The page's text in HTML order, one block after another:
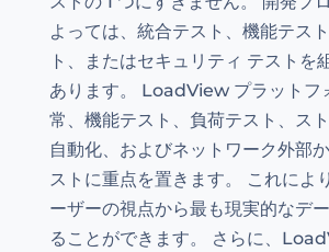
よっては、統合テスト、機能テス
ト、またはセキュリティ テストを
あります。 LoadView プラットフ
常、機能テスト、負荷テスト、ス
自動化、およびネットワーク外部
ストに重点を置きます。 これによ
ーザーの視点から最も現実的なデ
ることができます。 さらに、